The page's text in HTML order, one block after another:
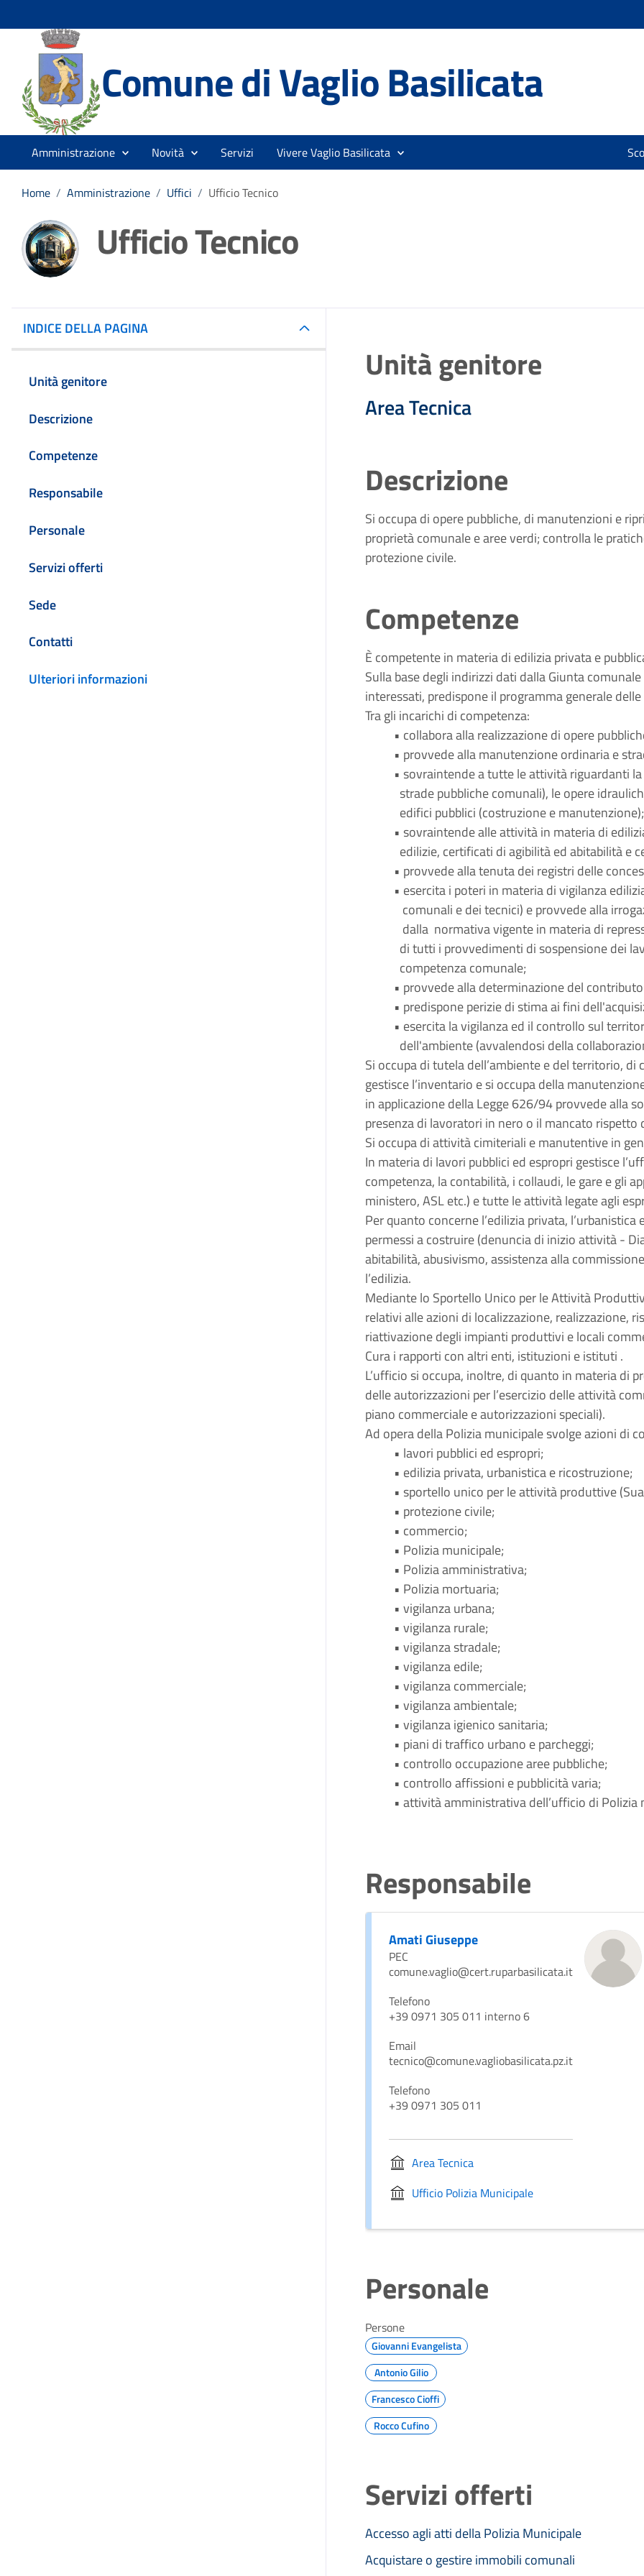
Comune di Vaglio Basilicata
Amministrazione Novità Servizi Vivere Vaglio Basilicata
Home / Amministrazione / Uffici / Ufficio Tecnico
Ufficio Tecnico
INDICE DELLA PAGINA
Unità genitore
Descrizione
Competenze
Responsabile
Personale
Servizi offerti
Sede
Contatti
Ulteriori informazioni
Unità genitore
Area Tecnica
Descrizione
Si occupa di opere pubbliche, di manutenzioni e
proprietà comunale e aree verdi; controlla le
protezione civile.
Competenze
È competente in materia di edilizia privata e
Sulla base degli indirizzi dati dalla Giunta
interessati, predispone il programma generale
Tra gli incarichi di competenza:
• collabora alla realizzazione di opere
• provvede alla manutenzione ordinaria e
• sovraintende a tutte le attività riguardanti
strade pubbliche comunali), le opere
edifici pubblici (costruzione e manutenzione);
• sovraintende alle attività in materia di
edilizie, certificati di agibilità ed abitabilità e
• provvede alla tenuta dei registri delle
• esercita i poteri in materia di vigilanza
comunali e dei tecnici) e provvede alla
dalla normativa vigente in materia di
di tutti i provvedimenti di sospensione dei
competenza comunale;
• provvede alla determinazione del
• predispone perizie di stima ai fini
• esercita la vigilanza ed il controllo sul
dell'ambiente (avvalendosi della
Si occupa di tutela dell’ambiente e del territorio,
gestisce l’inventario e si occupa della
in applicazione della Legge 626/94 provvede alla
presenza di lavoratori in nero o il mancato
Si occupa di attività cimiteriali e manutentive in
In materia di lavori pubblici ed espropri gestisce
competenza, la contabilità, i collaudi, le gare e gli
ministero, ASL etc.) e tutte le attività legate agli
Per quanto concerne l’edilizia privata,
permessi a costruire (denuncia di inizio attività -
abitabilità, abusivismo, assistenza alla
l’edilizia.
Mediante lo Sportello Unico per le Attività
relativi alle azioni di localizzazione, realizzazione,
riattivazione degli impianti produttivi e locali
Cura i rapporti con altri enti, istituzioni e istituti .
L’ufficio si occupa, inoltre, di quanto in materia di
delle autorizzazioni per l’esercizio delle attività
piano commerciale e autorizzazioni speciali).
Ad opera della Polizia municipale svolge azioni di
• lavori pubblici ed espropri;
• edilizia privata, urbanistica e ricostruzione;
• sportello unico per le attività produttive
• protezione civile;
• commercio;
• Polizia municipale;
• Polizia amministrativa;
• Polizia mortuaria;
• vigilanza urbana;
• vigilanza rurale;
• vigilanza stradale;
• vigilanza edile;
• vigilanza commerciale;
• vigilanza ambientale;
• vigilanza igienico sanitaria;
• piani di traffico urbano e parcheggi;
• controllo occupazione aree pubbliche;
• controllo affissioni e pubblicità varia;
• attività amministrativa dell’ufficio di Polizia
Responsabile
Amati Giuseppe
PEC
comune.vaglio@cert.ruparbasilicata.it
Telefono
+39 0971 305 011 interno 6
Email
tecnico@comune.vagliobasilicata.pz.it
Telefono
+39 0971 305 011
Area Tecnica
Ufficio Polizia Municipale
Personale
Persone
Giovanni Evangelista
Antonio Gilio
Francesco Cioffi
Rocco Cufino
Servizi offerti
Accesso agli atti della Polizia Municipale
Acquistare o gestire immobili comunali